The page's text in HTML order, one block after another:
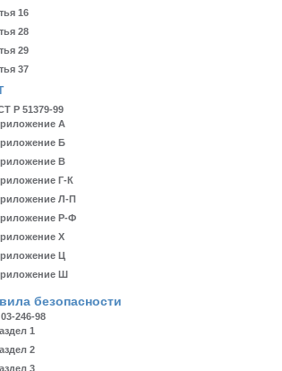
16
28
29
37
Р 51379-99
А
Б
В
Г-К
Л-П
Р-Ф
Х
Ц
Ш
безопасности
246-98
1
2
3